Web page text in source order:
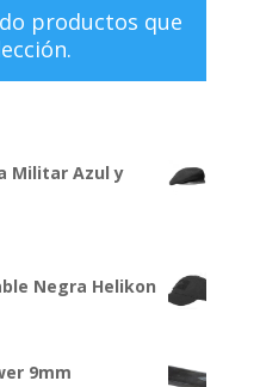
productos que
Militar Azul y
Negra Helikon
9mm